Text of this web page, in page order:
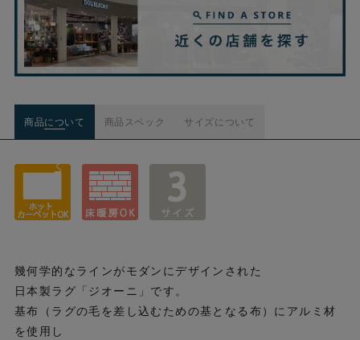
商品について 商品スペック サイズについて
幾何学的なラインがモダンにデザインされた
日本製ラグ「ジオーニ」です。
基布（ラグの毛を差し込むための基となる布）にアルミ材
を使用し